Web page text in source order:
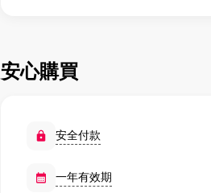
安心購買
安全付款
一年有效期